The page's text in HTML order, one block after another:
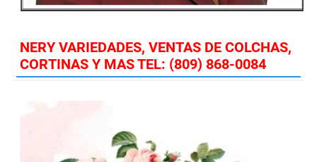
NERY VARIEDADES, VENTAS DE COLCHAS,
CORTINAS Y MAS TEL: (809) 868-0084